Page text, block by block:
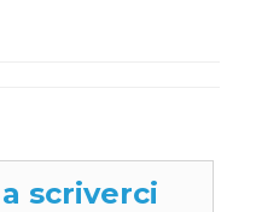
scriverci